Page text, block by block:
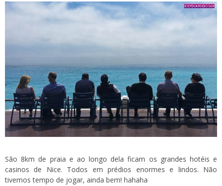
São 8km de praia e ao longo dela ficam os grandes hotéis e
casinos de Nice. Todos em prédios enormes e lindos. Não
tivemos tempo de jogar, ainda bem! hahaha